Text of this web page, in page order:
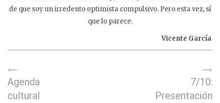
de que soy un irredento optimista compulsivo. Pero esta vez, sí
que lo parece.
Vicente García
Agenda
cultural
7/10:
Presentación